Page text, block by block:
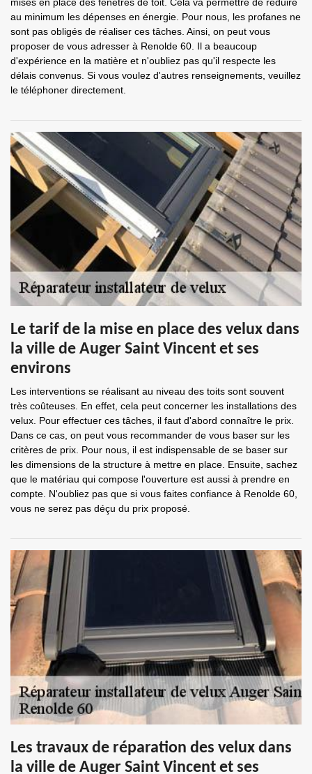
au minimum les dépenses en énergie. Pour nous, les profanes ne
sont pas obligés de réaliser ces tâches. Ainsi, on peut vous
proposer de vous adresser à Renolde 60. Il a beaucoup
d'expérience en la matière et n'oubliez pas qu'il respecte les
délais convenus. Si vous voulez d'autres renseignements, veuillez
le téléphoner directement.
Le tarif de la mise en place des velux dans
la ville de Auger Saint Vincent et ses
environs
Les interventions se réalisant au niveau des toits sont souvent
très coûteuses. En effet, cela peut concerner les installations des
velux. Pour effectuer ces tâches, il faut d'abord connaître le prix.
Dans ce cas, on peut vous recommander de vous baser sur les
critères de prix. Pour nous, il est indispensable de se baser sur
les dimensions de la structure à mettre en place. Ensuite, sachez
que le matériau qui compose l'ouverture est aussi à prendre en
compte. N'oubliez pas que si vous faites confiance à Renolde 60,
vous ne serez pas déçu du prix proposé.
Les travaux de réparation des velux dans
la ville de Auger Saint Vincent et ses